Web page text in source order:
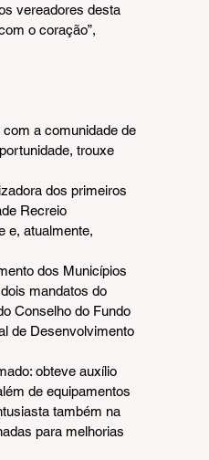
vereadores desta
o coração”,
a comunidade de
trouxe
dos primeiros
Recreio
e, atualmente,
dos Municípios
mandatos do
Conselho do Fundo
de Desenvolvimento
obteve auxílio
de equipamentos
também na
para melhorias